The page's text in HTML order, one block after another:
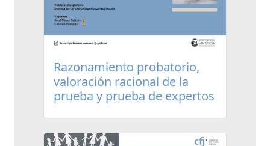
Razonamiento probatorio,
valoración racional de la
prueba y prueba de expertos